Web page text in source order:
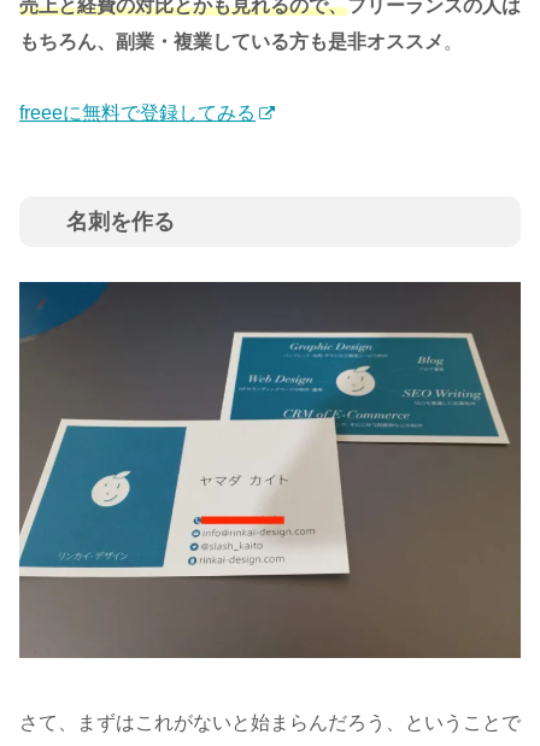
売上と経費の対比とかも見れるので、フリーランスの人は
もちろん、副業・複業している方も是非オススメ 。
freeeに無料で登録してみる
名刺を作る
さて、まずはこれがないと始まらんだろう、ということで